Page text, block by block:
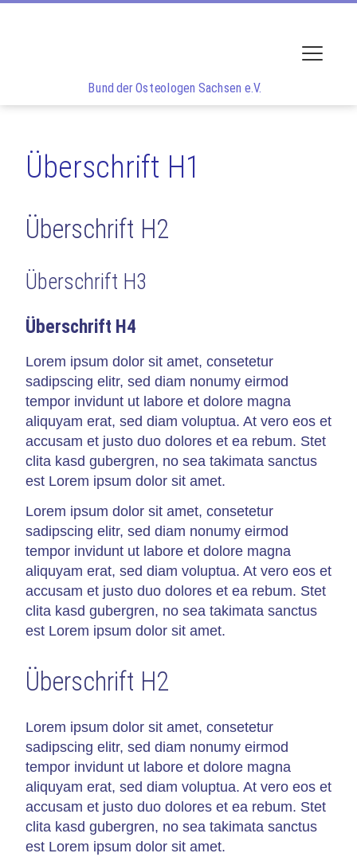
Bund der Osteologen Sachsen e.V.
Satzung
Mitgliederversammlung
Aktuelle Informationen
Fortbildung
Sturzprojekt
Mobilität schafft Lebensqualität
KONTAKT
Datenschutz
Impressum
Navigation überspringen
OsteoporosePLUS
Osteoporose-Register
Überschrift H1
Überschrift H2
Überschrift H3
Überschrift H4
Lorem ipsum dolor sit amet, consetetur
sadipscing elitr, sed diam nonumy eirmod
tempor invidunt ut labore et dolore magna
aliquyam erat, sed diam voluptua. At vero eos et
accusam et justo duo dolores et ea rebum. Stet
clita kasd gubergren, no sea takimata sanctus
est Lorem ipsum dolor sit amet.
Lorem ipsum dolor sit amet, consetetur
sadipscing elitr, sed diam nonumy eirmod
tempor invidunt ut labore et dolore magna
aliquyam erat, sed diam voluptua. At vero eos et
accusam et justo duo dolores et ea rebum. Stet
clita kasd gubergren, no sea takimata sanctus
est Lorem ipsum dolor sit amet.
Überschrift H2
Lorem ipsum dolor sit amet, consetetur
sadipscing elitr, sed diam nonumy eirmod
tempor invidunt ut labore et dolore magna
aliquyam erat, sed diam voluptua. At vero eos et
accusam et justo duo dolores et ea rebum. Stet
clita kasd gubergren, no sea takimata sanctus
est Lorem ipsum dolor sit amet.